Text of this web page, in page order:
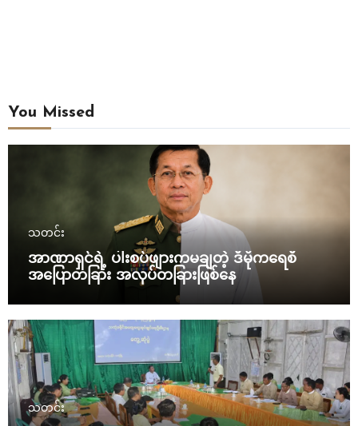
You Missed
သတင်း
အာဏာရှင်ရဲ့ ပါးစပ်ဖျားကမချတဲ့ ဒီမိုကရေစီ
အပြောတခြား အလုပ်တခြားဖြစ်နေ
သတင်း